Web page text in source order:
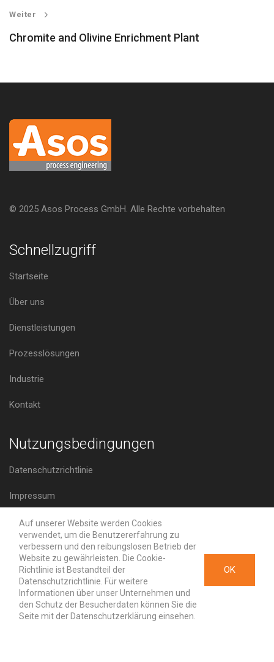
Weiter
Chromite and Olivine Enrichment Plant
© 2025 Asos Process GmbH. Alle Rechte vorbehalten
Schnellzugriff
Startseite
Über uns
Dienstleistungen
Prozesslösungen
Industrie
Kontakt
Nutzungsbedingungen
Datenschutzrichtlinie
Impressum
Erreichen Sie uns
Königsallee 92a 40212 Düsseldorf Germany
info@asosprocess.de
+49 211 3029 7077
Auf unserer Website werden Cookies
verwendet, um die Benutzererfahrung zu
verbessern und den reibungslosen Betrieb der
Website zu gewährleisten. Die Cookie-
Richtlinie ist Bestandteil der
Datenschutzrichtlinie. Für weitere
Informationen über unser Unternehmen und
den Schutz der Besucherdaten können Sie die
Seite mit der Datenschutzerklärung einsehen.
OK